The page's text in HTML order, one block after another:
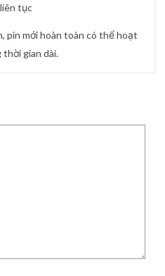
tục
pin mới hoàn toàn có thể hoạt
gian dài.